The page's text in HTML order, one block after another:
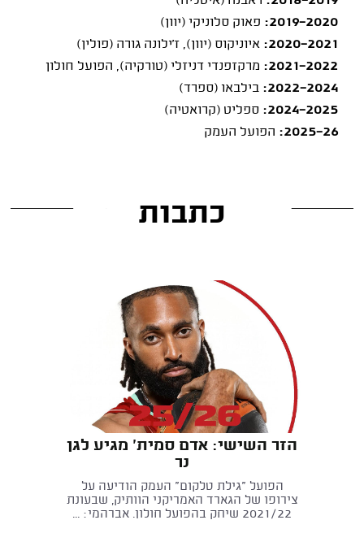
2019-2020:
פאוק סלוניקי (יוון)
2020-2021:
איוניקוס (יוון), ז'ילונה גורה (פולין)
2021-2022:
מרקזפנדי דניזלי (טורקיה), הפועל חולון
2022-2024:
בילבאו (ספרד)
2024-2025:
ספליט (קרואטיה)
2025-26:
הפועל העמק
כתבות
הזר השישי: אדם סמית' מגיע לגן
נר
הפועל "גילת טלקום" העמק הודיעה על
צירופו של הגארד האמריקני הוותיק, שבעונת
2021/22 שיחק בהפועל חולון. אברהמי: ...